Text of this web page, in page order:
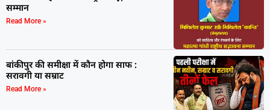
सम्मान
Read More »
बांकीपुर की समीक्षा में कौन होगा साफ :
सरावगी या सम्राट
Read More »